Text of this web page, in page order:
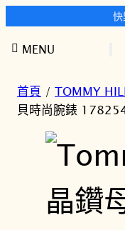
快
至 MENU
首頁 / TOMMY
貝時尚腕錶